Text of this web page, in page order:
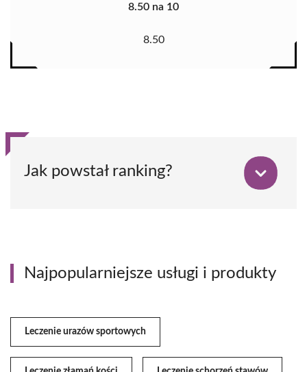
8.50 na 10
8.50
Jak powstał ranking?
Najpopularniejsze usługi i produkty
Leczenie urazów sportowych